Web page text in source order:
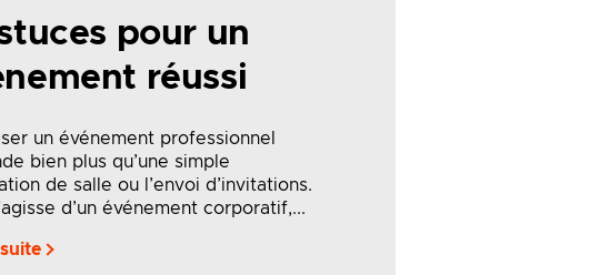
pour un
réussi
un événement professionnel
bien plus qu’une simple
de salle ou l’envoi d’invitations.
d’un événement corporatif,...